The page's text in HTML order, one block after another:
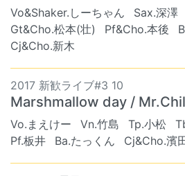
Vo&Shaker.しーちゃん Sax.深澤
Gt&Cho.松本(壮)
Pf&Cho.本後
Cj&Cho.新木
2017 新歓ライブ#3 10
Marshmallow day /
Vo.まえけー Vn.竹島 Tp.小松
Pf.板井
Ba.たっくん Cj&Cho.濱